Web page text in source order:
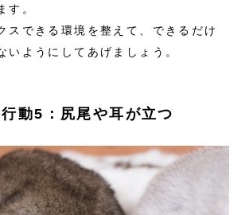
す。
スできる環境を整えて、できるだけ
いようにしてあげましょう。
動5：尻尾や耳が立つ